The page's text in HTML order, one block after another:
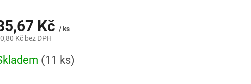
Kč / ks
Kč bez DPH
(11 ks)